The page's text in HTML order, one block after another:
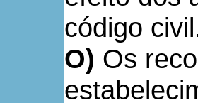
código
O) Os